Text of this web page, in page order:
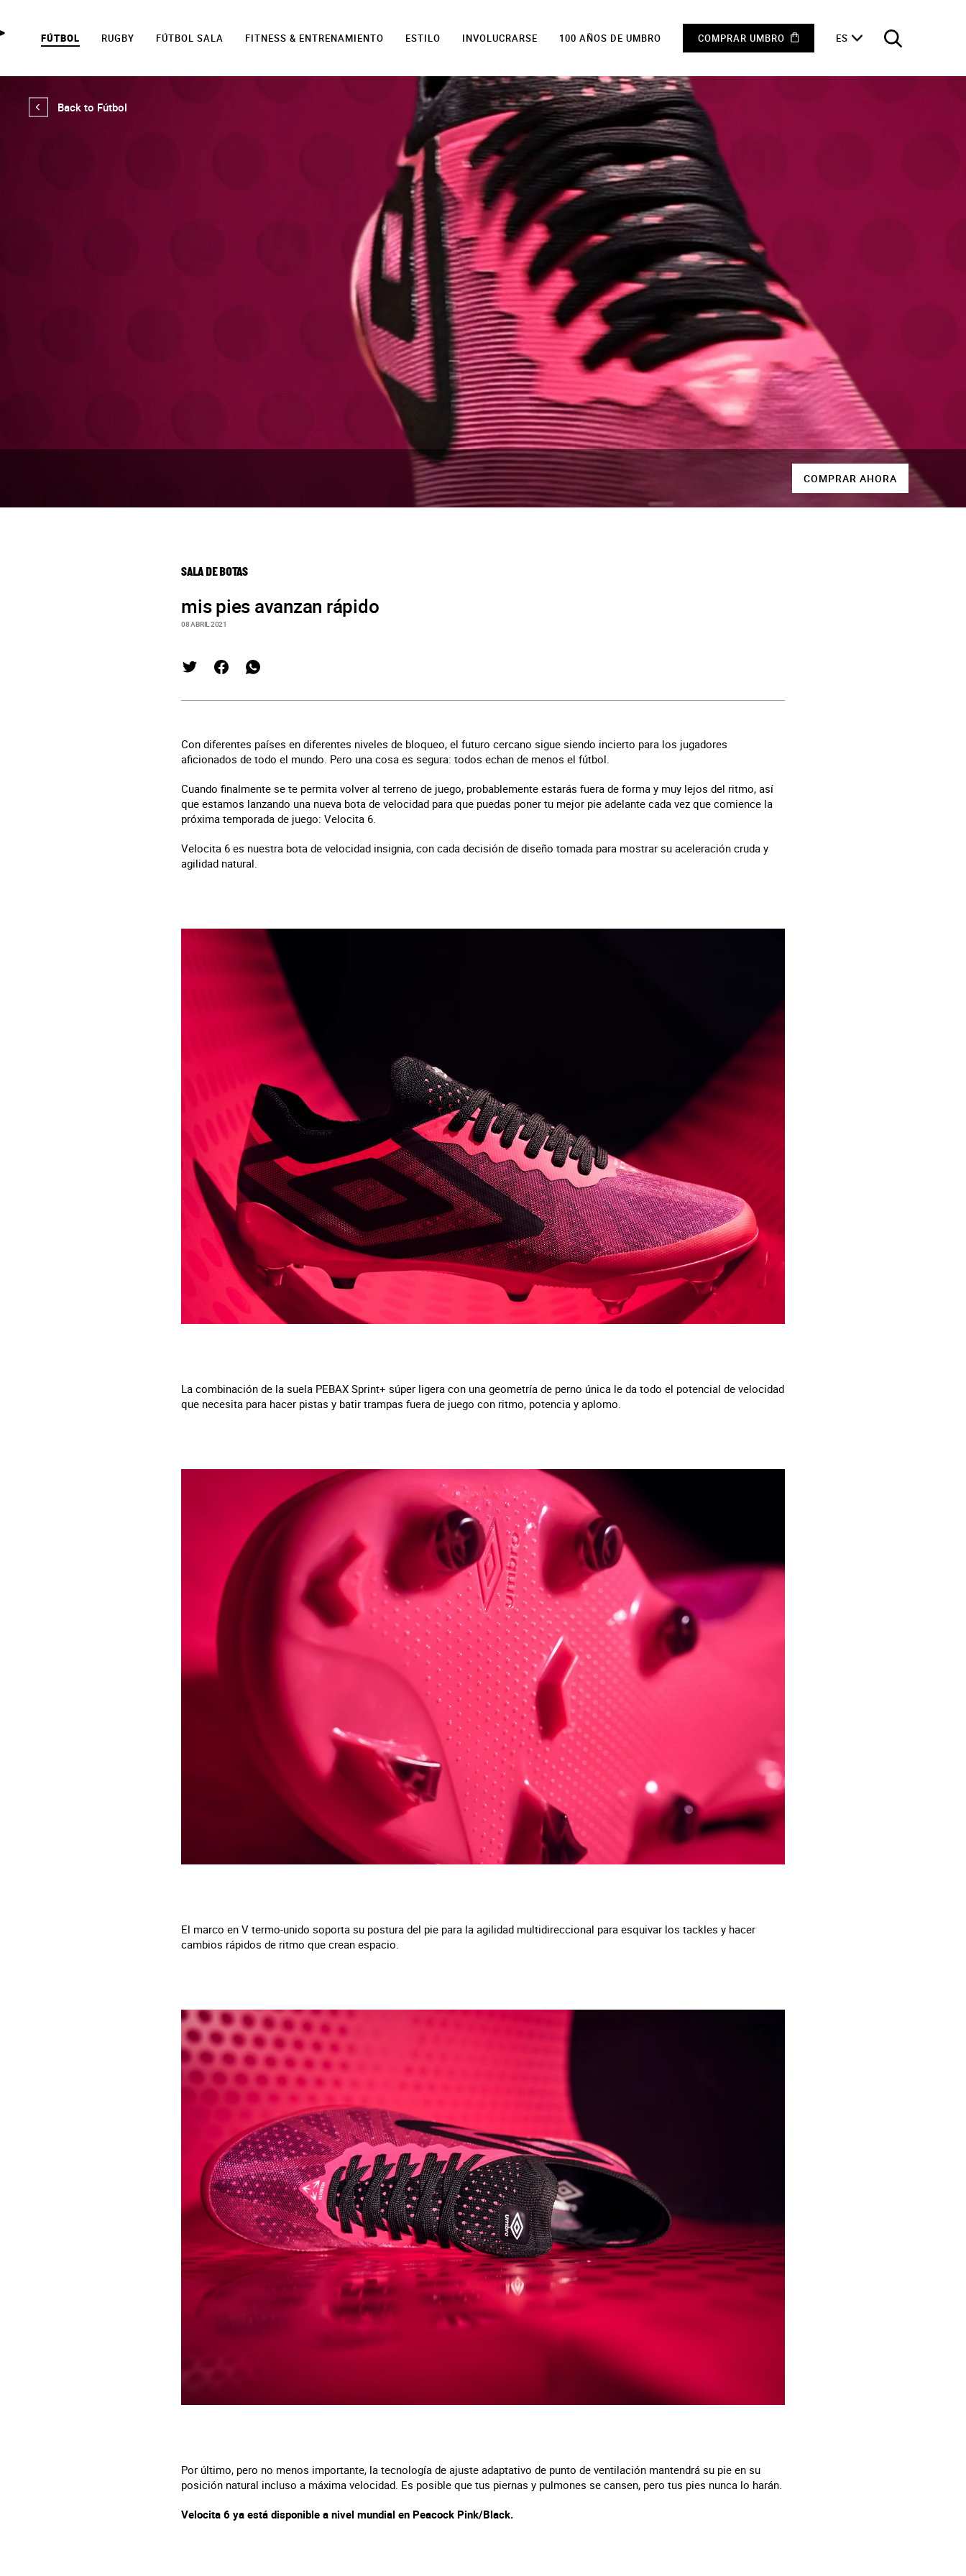
FÚTBOL RUGBY FÚTBOL SALA FITNESS & ENTRENAMIENTO ESTILO INVOLUCRARSE 100 AÑOS DE UMBRO COMPRAR UMBRO ES
Back to Fútbol
COMPRAR AHORA
SALA DE BOTAS
mis pies avanzan rápido
08 ABRIL 2021
Con diferentes países en diferentes niveles de bloqueo, el futuro cercano sigue siendo incierto para los jugadores
aficionados de todo el mundo. Pero una cosa es segura: todos echan de menos el fútbol.
Cuando finalmente se te permita volver al terreno de juego, probablemente estarás fuera de forma y muy lejos del ritmo, así
que estamos lanzando una nueva bota de velocidad para que puedas poner tu mejor pie adelante cada vez que comience la
próxima temporada de juego: Velocita 6.
Velocita 6 es nuestra bota de velocidad insignia, con cada decisión de diseño tomada para mostrar su aceleración cruda y
agilidad natural.
La combinación de la suela PEBAX Sprint+ súper ligera con una geometría de perno única le da todo el potencial de velocidad
que necesita para hacer pistas y batir trampas fuera de juego con ritmo, potencia y aplomo.
El marco en V termo-unido soporta su postura del pie para la agilidad multidireccional para esquivar los tackles y hacer
cambios rápidos de ritmo que crean espacio.
Por último, pero no menos importante, la tecnología de ajuste adaptativo de punto de ventilación mantendrá su pie en su
posición natural incluso a máxima velocidad. Es posible que tus piernas y pulmones se cansen, pero tus pies nunca lo harán.
Velocita 6 ya está disponible a nivel mundial en Peacock Pink/Black.